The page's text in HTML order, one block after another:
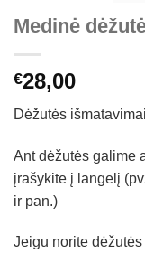
Medinė
€28,00
Dėžutės
Ant dėžutės galime
įrašykite į langelį
ir pan.)
Jeigu norite dėžutės